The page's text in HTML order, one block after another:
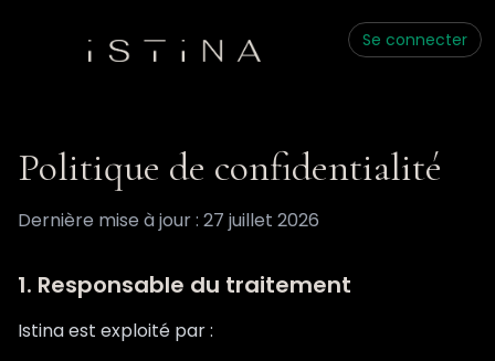
Se connecter
Politique de confidentialité
Dernière mise à jour : 27 juillet 2026
1. Responsable du traitement
Istina est exploité par :